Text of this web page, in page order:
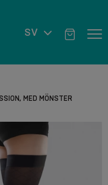
SV
MED MÖNSTER